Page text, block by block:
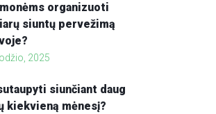
organizuoti
siuntų pervežimą
2025
siunčiant daug
kiekvieną mėnesį?